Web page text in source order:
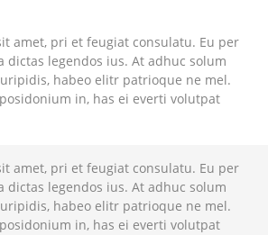
amet, pri et feugiat consulatu. Eu per
dictas legendos ius. At adhuc solum
habeo elitr patrioque ne mel.
in, has ei everti volutpat
amet, pri et feugiat consulatu. Eu per
dictas legendos ius. At adhuc solum
habeo elitr patrioque ne mel.
in, has ei everti volutpat